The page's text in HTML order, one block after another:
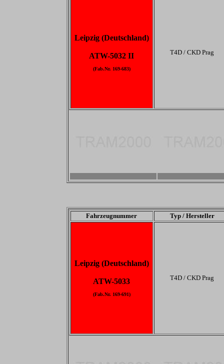
Leipzig (Deutschland)
ATW-5032 II
(Fab.Nr. 169-683)
T4D / CKD Prag
Fahrzeugnummer Typ / Hersteller
Leipzig (Deutschland)
ATW-5033
(Fab.Nr. 169-691)
T4D / CKD Prag